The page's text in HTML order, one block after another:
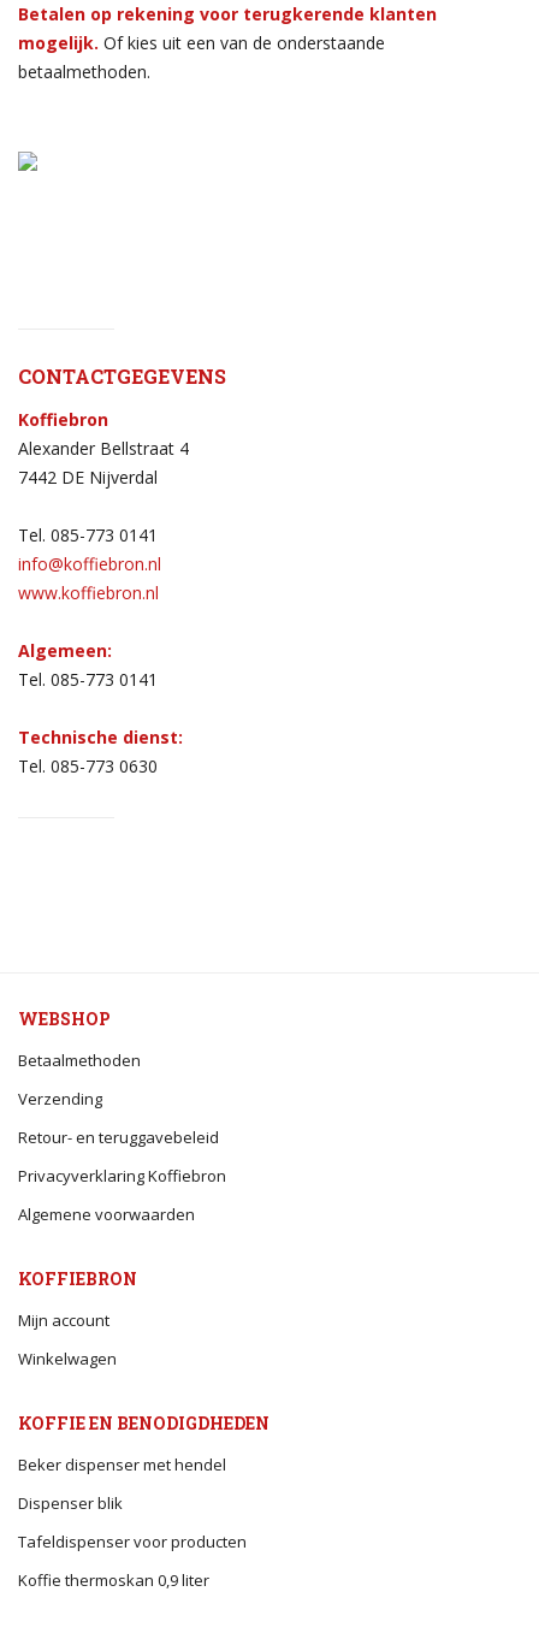
Betalen op rekening voor terugkerende klanten
mogelijk. Of kies uit een van de onderstaande
betaalmethoden.
CONTACTGEGEVENS
Koffiebron
Alexander Bellstraat 4
7442 DE Nijverdal
Tel. 085-773 0141
info@koffiebron.nl
www.koffiebron.nl
Algemeen:
Tel. 085-773 0141
Technische dienst:
Tel. 085-773 0630
WEBSHOP
Betaalmethoden
Verzending
Retour- en teruggavebeleid
Privacyverklaring Koffiebron
Algemene voorwaarden
KOFFIEBRON
Mijn account
Winkelwagen
KOFFIE EN BENODIGDHEDEN
Beker dispenser met hendel
Dispenser blik
Tafeldispenser voor producten
Koffie thermoskan 0,9 liter